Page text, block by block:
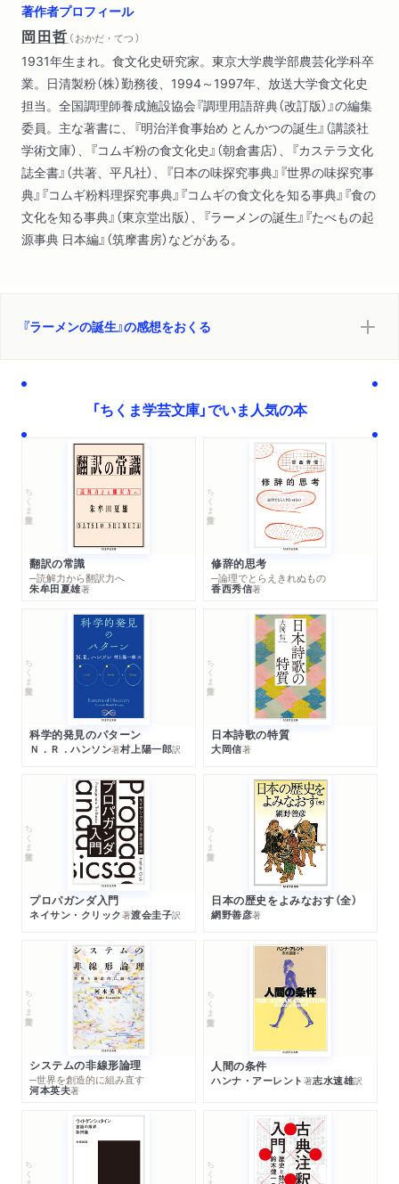
著作者プロフィール
岡田哲 （ おかだ・てつ ）
1931年生まれ。食文化史研究家。東京大学農学部農芸化学科卒
業。日清製粉（株）勤務後、1994～1997年、放送大学食文化史
担当。全国調理師養成施設協会『調理用語辞典（改訂版）』の編集
委員。主な著書に、『明治洋食事始め とんかつの誕生』（講談社
学術文庫）、『コムギ粉の食文化史』（朝倉書店）、『カステラ文化
誌全書』（共著、平凡社）、『日本の味探究事典』『世界の味探究事
典』『コムギ粉料理探究事典』『コムギの食文化を知る事典』『食の
文化を知る事典』（東京堂出版）、『ラーメンの誕生』『たべもの起
源事典 日本編』（筑摩書房）などがある。
『ラーメンの誕生』の感想をおくる
「ちくま学芸文庫」でいま人気の本
ちくま学芸文庫
翻訳の常識
─読解力から翻訳力へ
朱牟田夏雄著
ちくま学芸文庫
修辞的思考
─論理でとらえきれぬもの
香西秀信著
ちくま学芸文庫
科学的発見のパターン
Ｎ．Ｒ．ハンソン著村上陽一郎訳
ちくま学芸文庫
日本詩歌の特質
大岡信著
ちくま学芸文庫
プロパガンダ入門
ネイサン・クリック著渡会圭子訳
ちくま学芸文庫
日本の歴史をよみなおす（全）
網野善彦著
ちくま学芸文庫
システムの非線形論理
─世界を創造的に組み直す
河本英夫著
ちくま学芸文庫
人間の条件
ハンナ・アーレント 著志水速雄訳
ちくま学芸文庫 ちくま学芸文庫